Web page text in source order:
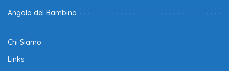
Angolo del Bambino
Chi Siamo
Links